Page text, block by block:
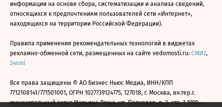
информации на основе сбора, систематизации и анализа сведений,
относящихся к предпочтениям пользователей сети «Интернет»,
находящихся на территории Российской Федерации).
Правила применения рекомендательных технологий в виджетах
рекламно-обменной сети, размещенных на сайте vedomosti.ru: СМИ2,
24smi
Все права защищены © АО Бизнес Ньюс Медиа, ИНН/КПП
7712108141/771501001, ОГРН 1027739124775, 127018, г. Москва, вн.тер.г.
муниципальный округ Марьина Роща, ул. Полковая, д. 3, стр. 1 1999—